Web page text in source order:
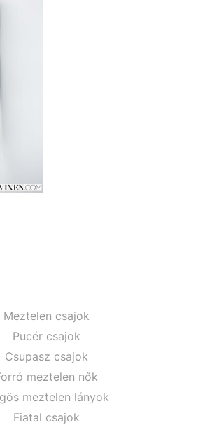
Meztelen csajok
Pucér csajok
Csupasz csajok
meztelen nők
meztelen lányok
Fiatal csajok